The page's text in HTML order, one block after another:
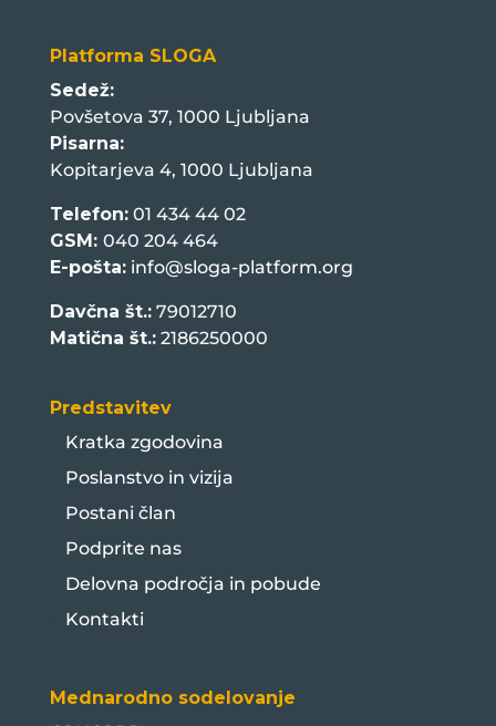
Platforma SLOGA
Sedež:
Povšetova 37, 1000 Ljubljana
Pisarna:
Kopitarjeva 4, 1000 Ljubljana
Telefon:01 434 44 02
GSM: 040 204 464
E-pošta: info@sloga-platform.org
Davčna št.:79012710
Matična št.:2186250000
Predstavitev
Kratka zgodovina
Poslanstvo in vizija
Postani član
Podprite nas
Delovna področja in pobude
Kontakti
Mednarodno sodelovanje